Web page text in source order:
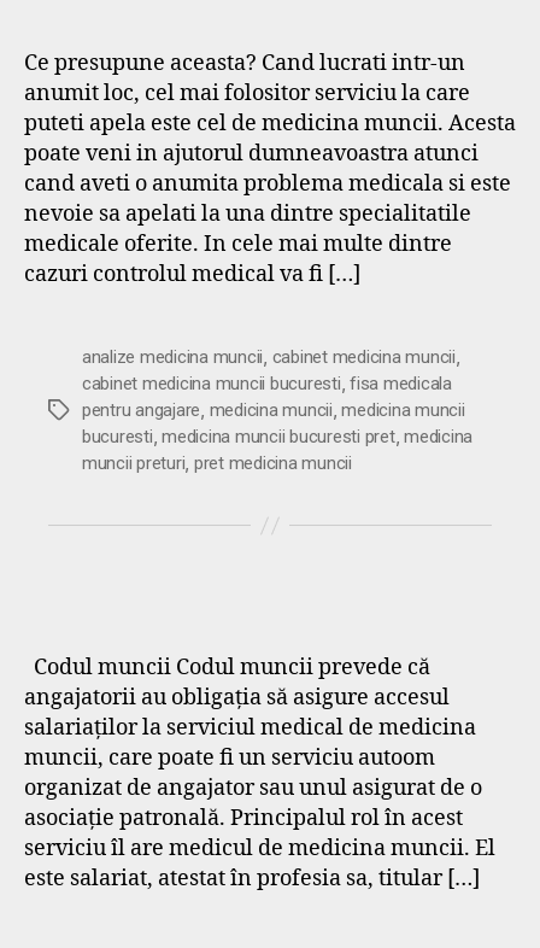
Ce presupune aceasta? Cand lucrati intr-un
anumit loc, cel mai folositor serviciu la care
puteti apela este cel de medicina muncii. Acesta
poate veni in ajutorul dumneavoastra atunci
cand aveti o anumita problema medicala si este
nevoie sa apelati la una dintre specialitatile
medicale oferite. In cele mai multe dintre
cazuri controlul medical va fi […]
Etichete
analize medicina muncii, cabinet medicina muncii,
cabinet medicina muncii bucuresti,fisa medicala
pentru angajare, medicina muncii,medicina muncii
bucuresti,medicina muncii bucuresti pret,medicina
muncii preturi, pret medicina muncii
Codul muncii Codul muncii prevede că
angajatorii au obligația să asigure accesul
salariaților la serviciul medical de medicina
muncii, care poate fi un serviciu autoom
organizat de angajator sau unul asigurat de o
asociație patronală. Principalul rol în acest
serviciu îl are medicul de medicina muncii. El
este salariat, atestat în profesia sa, titular […]